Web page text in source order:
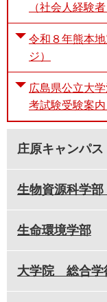
（社会人経験
令和８年熊本
ジ）
広島県公立大
考試験受験案内
庄原キャンパス
生物資源科学部
生命環境学部
大学院 総合学